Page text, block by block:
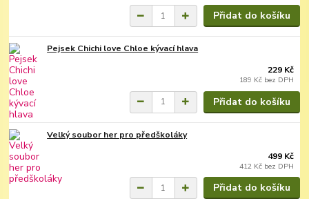
Přidat do košíku
Pejsek Chichi love Chloe kývací hlava
229 Kč
189 Kč bez DPH
Přidat do košíku
Velký soubor her pro předškoláky
499 Kč
412 Kč bez DPH
Přidat do košíku